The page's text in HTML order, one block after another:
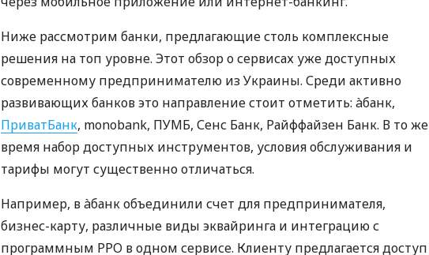
Ниже рассмотрим банки, предлагающие столь комплексные
решения на топ уровне. Этот обзор о сервисах уже доступных
современному предпринимателю из Украины. Среди активно
развивающих банков это направление стоит отметить: àбанк,
ПриватБанк, monobank, ПУМБ, Сенс Банк, Райффайзен Банк. В то же
время набор доступных инструментов, условия обслуживания и
тарифы могут существенно отличаться.
Например, в àбанк объединили счет для предпринимателя,
бизнес-карту, различные виды эквайринга и интеграцию с
программным РРО в одном сервисе. Клиенту предлагается доступ